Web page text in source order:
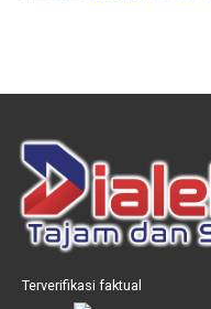
Terverifikasi faktual